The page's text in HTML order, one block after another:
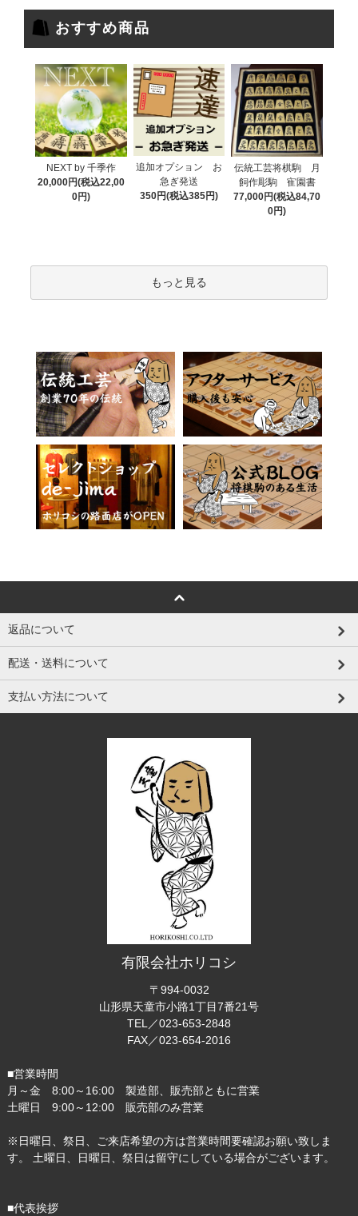
おすすめ商品
NEXT by 千季作
20,000円(税込22,00
0円)
追加オプション お
急ぎ発送
350円(税込385円)
伝統工芸将棋駒 月
飼作彫駒 寉園書
77,000円(税込84,70
0円)
もっと見る
返品について
配送・送料について
支払い方法について
有限会社ホリコシ
〒994-0032
山形県天童市小路1丁目7番21号
TEL／023-653-2848
FAX／023-654-2016
■営業時間
月～金 8:00～16:00 製造部、販売部ともに営業
土曜日 9:00～12:00 販売部のみ営業
※日曜日、祭日、ご来店希望の方は営業時間要確認お願い致しま
す。 土曜日、日曜日、祭日は留守にしている場合がございます。
■代表挨拶